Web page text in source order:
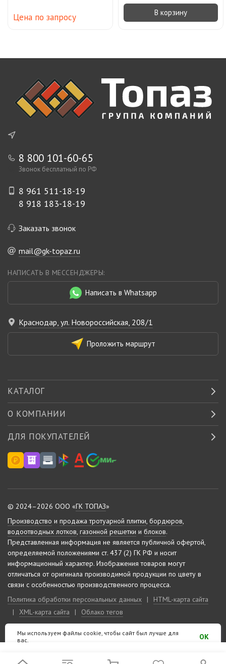
Цена по запросу В корзину
8 800 101-60-65
Звонок бесплатный по РФ
8 961 511-18-19
8 918 183-18-19
Заказать звонок
mail@gk-topaz.ru
НАПИСАТЬ В МЕССЕНДЖЕРЫ:
Написать в Whatsapp
Краснодар, ул. Новороссийская, 208/1
Проложить маршрут
КАТАЛОГ
О КОМПАНИИ
ДЛЯ ПОКУПАТЕЛЕЙ
© 2024–2026 ООО «ГК ТОПАЗ»
Производство и продажа тротуарной плитки, бордюров,
водоотводных лотков, газонной решетки и блоков.
Представленная информация не является публичной офертой,
определяемой положениями ст. 437 (2) ГК РФ и носит
информационный характер. Изображения товаров могут
отличаться от оригинала производимой продукции по цвету в
связи с особенностью производственного процесса.
Политика обработки персональных данных
|
HTML-карта сайта
|
XML-карта сайта | Облако тегов
Сделано на «10-м этаже»
Мы используем файлы cookie, чтобы сайт был лучше для
вас.
OK